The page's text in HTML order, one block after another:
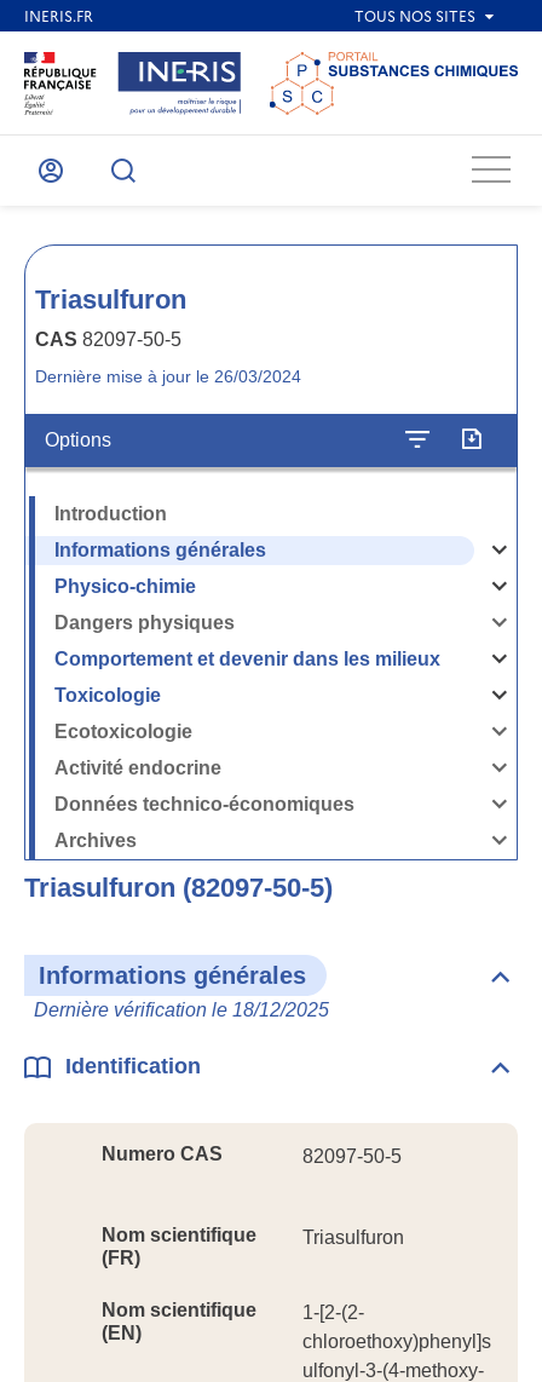
Mon
Recherche
Menu
Triasulfuron
CAS 82097-50-5
Dernière mise à jour le 26/03/2024
Options
Introduction
Informations générales
Ouvrir
la
générales
Physico-chimie
Ouvrir
la
chimie
Dangers physiques
Ouvrir
la
Comportement et devenir dans les milieux
Ouvrir
la
et
les
milieux
Toxicologie
Ouvrir
la
Ecotoxicologie
Ouvrir
la
Activité endocrine
Ouvrir
la
endocrine
Données technico-économiques
Ouvrir
la
Données
Archives
Ouvrir
Triasulfuron (82097-50-5)
Informations générales
Dernière vérification le 18/12/2025
Identification
Numero CAS 82097-50-5
Nom scientifique
(FR)
Triasulfuron
Nom scientifique
(EN)
1-[2-(2-
chloroethoxy)phenyl]s
ulfonyl-3-(4-methoxy-